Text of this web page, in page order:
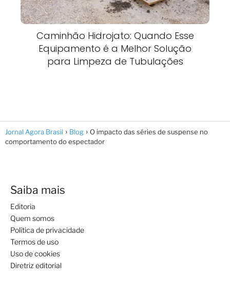
Caminhão Hidrojato: Quando Esse
Equipamento é a Melhor Solução
para Limpeza de Tubulações
Jornal Agora Brasil Blog
O impacto das séries de suspense no
comportamento do espectador
Saiba mais
Editoria
Quem somos
Política de privacidade
Termos de uso
Uso de cookies
Diretriz editorial